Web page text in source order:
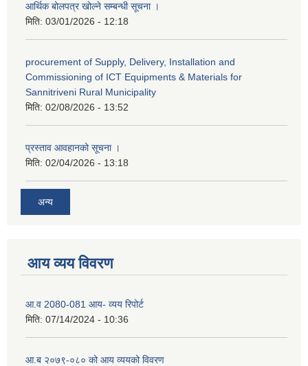
आर्थिक बोलपत्र खोल्ने सम्बन्धी सूचना ।
मिति: 03/01/2026 - 12:18
procurement of Supply, Delivery, Installation and
Commissioning of ICT Equipments & Materials for
Sannitriveni Rural Municipality
मिति: 02/08/2026 - 13:52
प्रस्ताव आवहानको सूचना ।
मिति: 02/04/2026 - 13:18
अन्य
आय व्यय विवरण
आ.व 2080-081 आय- व्यय रिपोर्ट
मिति: 07/14/2024 - 10:36
आ.ब २०७९-०८० को आय व्ययको विवरण